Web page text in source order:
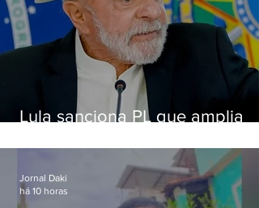
Lula sanciona PL que amplia
crianças
Jornal Daki
há 10 horas